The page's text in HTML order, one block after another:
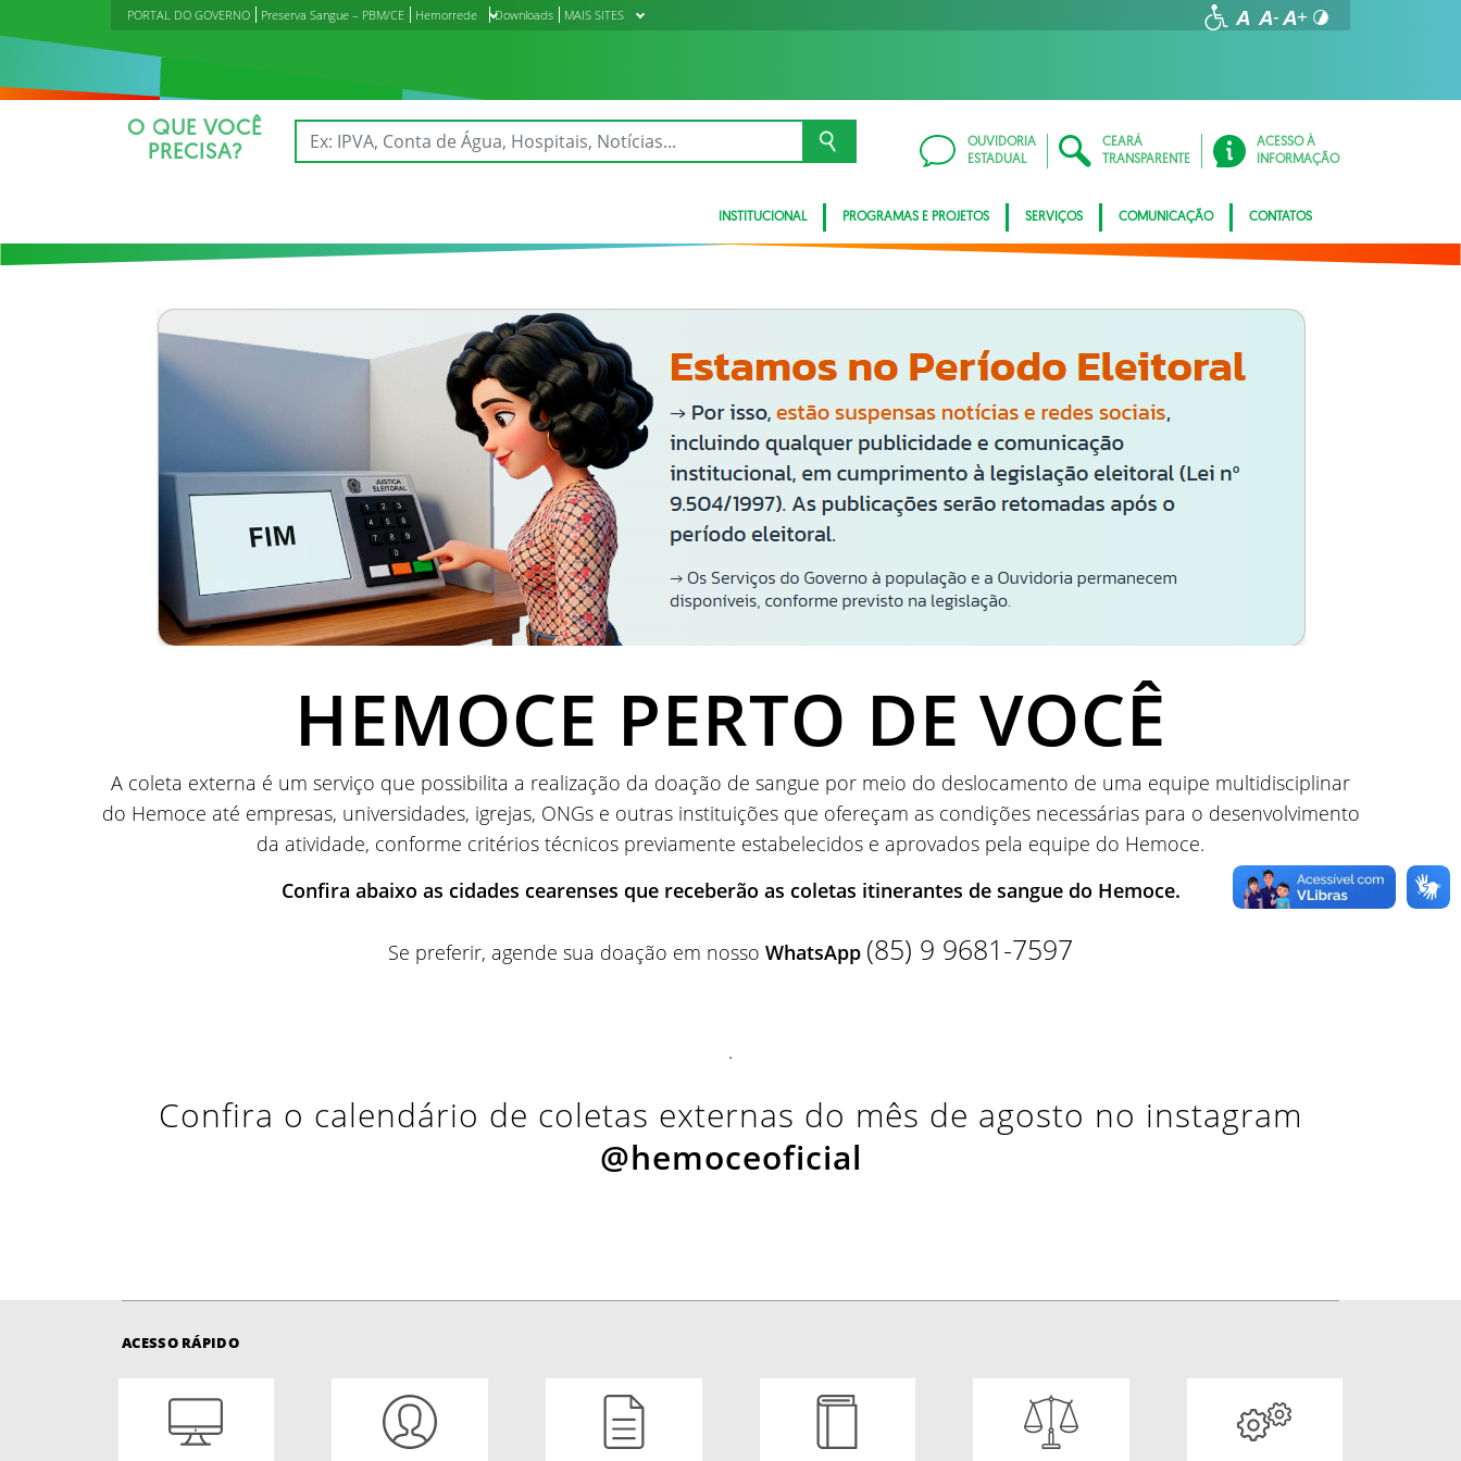
PORTAL DO GOVERNO Preserva Sangue – PBM/CE Hemorrede Downloads MAIS SITES
O QUE VOCÊ
PRECISA?
OUVIDORIA
ESTADUAL
CEARÁ
TRANSPARENTE
ACESSO À
INFORMAÇÃO
INSTITUCIONAL PROGRAMAS E PROJETOS SERVIÇOS COMUNICAÇÃO CONTATOS
HEMOCE PERTO DE VOCÊ
A coleta externa é um serviço que possibilita a realização da doação de sangue por meio do deslocamento de uma equipe multidisciplinar
do Hemoce até empresas, universidades, igrejas, ONGs e outras instituições que ofereçam as condições necessárias para o desenvolvimento
da atividade, conforme critérios técnicos previamente estabelecidos e aprovados pela equipe do Hemoce.
Confira abaixo as cidades cearenses que receberão as coletas itinerantes de sangue do Hemoce.
Se preferir, agende sua doação em nosso WhatsApp (85) 9 9681-7597
.
Confira o calendário de coletas externas do mês de agosto no instagram
@hemoceoficial
ACESSO RÁPIDO